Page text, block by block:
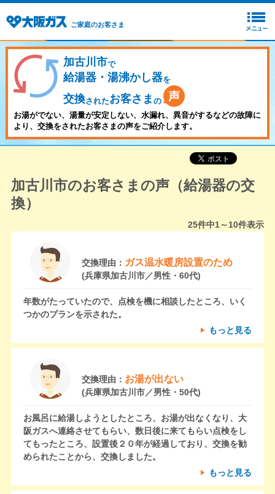
ご家庭のお客さま
加古川市で
給湯器・湯沸かし器を
交換されたお客さま の
お湯がでない、湯量が安定しない、水漏れ、異音がするなどの故障に
より、交換をされたお客さまの声をご紹介します。
加古川市のお客さまの声（給湯器の交
換）
25件中1～10件表示
交換理由： ガス温水暖房設置のため
(兵庫県加古川市／男性・60代)
年数がたっていたので、点検を機に相談したところ、いく
つかのプランを示された。
もっと見る
交換理由： お湯が出ない
(兵庫県加古川市／男性・50代)
お風呂に給湯しようとしたところ、お湯が出なくなり、大
阪ガスへ連絡させてもらい、数日後に来てもらい点検をし
てもったところ、設置後２０年が経過しており、交換を勧
められたことから、交換しました。
もっと見る